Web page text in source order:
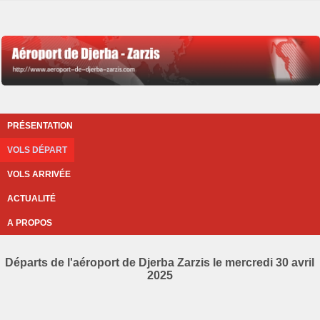
PRÉSENTATION
VOLS DÉPART
VOLS ARRIVÉE
ACTUALITÉ
A PROPOS
Départs de l'aéroport de Djerba Zarzis le mercredi 30 avril
2025